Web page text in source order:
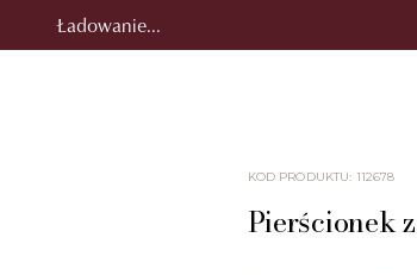
Ładowanie...
KOD PRODUKTU: 112678
Pierścionek